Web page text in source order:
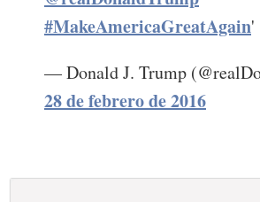
#MakeAmericaGreatAgain'
— Donald J. Trump
28 de febrero de 2016